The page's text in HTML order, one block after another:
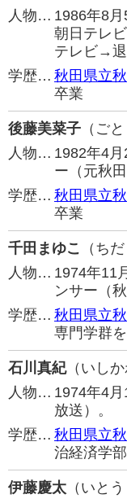
人物… 1986年8
朝日テレ
テレビ→退
学歴… 秋田県立
卒業
後藤美菜子 （ご
人物… 1982年4
ー（元秋
学歴… 秋田県立
卒業
千田まゆこ （ち
人物… 1974年11
ンサー（
学歴… 秋田県立
専門学群
石川真紀（いしか
人物… 1974年4
放送）。
学歴… 秋田県立
治経済学
伊藤慶太 （いと